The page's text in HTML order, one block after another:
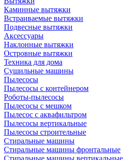
Каминные вытяжки
Встраиваемые вытяжки
Подвесные вытяжки
Аксессуары
Наклонные вытяжки
Островные вытяжки
Техника для дома
Сушильные машины
Пылесосы
Пылесосы с контейнером
Роботы-пылесосы
Пылесосы с мешком
Пылесос с аквафильтром
Пылесосы вертикальные
Пылесосы строительные
Стиральные машины
Стиральные машины фронтальные
Стиральные машины вертикальные